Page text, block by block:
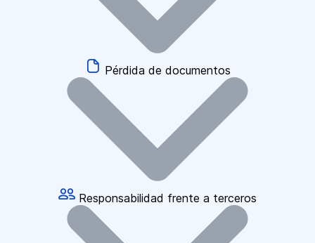
Pérdida de documentos
Responsabilidad frente a terceros